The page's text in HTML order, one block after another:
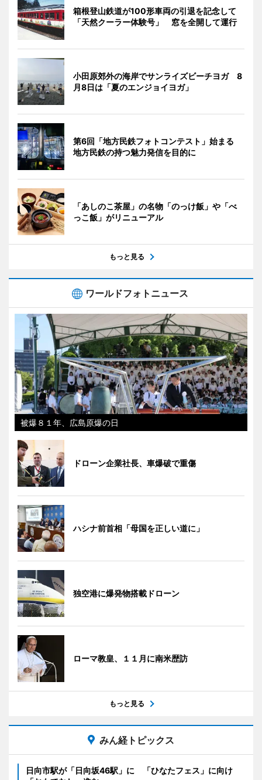
箱根登山鉄道が100形車両の引退を記念して
「天然クーラー体験号」 窓を全開して運行
小田原郊外の海岸でサンライズビーチヨガ 8
月8日は「夏のエンジョイヨガ」
第6回「地方民鉄フォトコンテスト」始まる
地方民鉄の持つ魅力発信を目的に
「あしのこ茶屋」の名物「のっけ飯」や「べ
っこ飯」がリニューアル
もっと見る
ワールドフォトニュース
被爆８１年、広島原爆の日
ドローン企業社長、車爆破で重傷
ハシナ前首相「母国を正しい道に」
独空港に爆発物搭載ドローン
ローマ教皇、１１月に南米歴訪
もっと見る
みん経トピックス
日向市駅が「日向坂46駅」に 「ひなたフェス」に向け